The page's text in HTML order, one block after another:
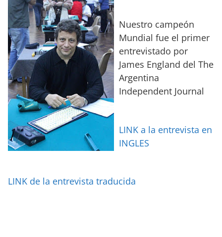
Nuestro campeón
Mundial fue el primer
entrevistado por
James England del The
Argentina
Independent Journal
LINK a la entrevista en
INGLES
LINK de la entrevista traducida